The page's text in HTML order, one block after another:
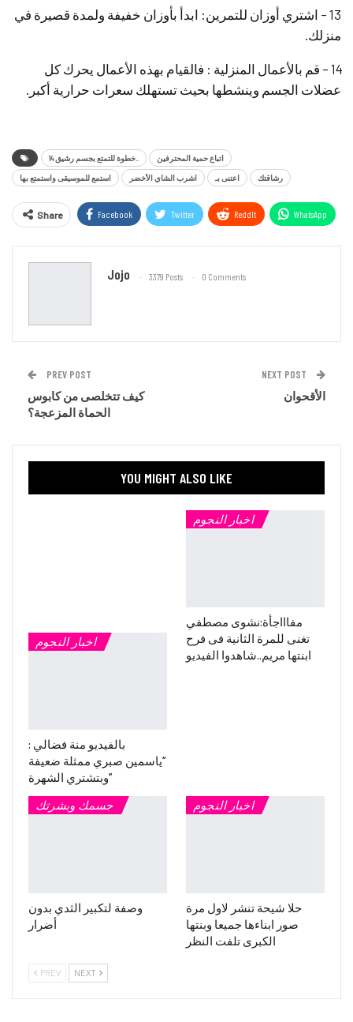
13 – اشتري أوزان للتمرين: ابدأ بأوزان خفيفة ولمدة قصيرة في
منزلك.
14 – قم بالأعمال المنزلية : فالقيام بهذه الأعمال يحرك كل
عضلات الجسم وينشطها بحيث تستهلك سعرات حرارية أكبر.
14 خطوة للتمتع بجسم رشيق.. اتباع حمية المحترفين
استمع للموسيقى واستمتع بها اشرب الشاي الأخضر اعتنى بـ رشاقتك
Share Facebook Twitter ReddIt WhatsApp
Jojo 3379 Posts 0 Comments
PREV POST
كيف تتخلصى من كابوس
الحماة المزعجة؟
NEXT POST
الأقحوان
YOU MIGHT ALSO LIKE
اخبار النجوم
بالفيديو منة فضالي :
“ياسمين صبري ممثلة ضعيفة
وبتشتري الشهرة”
اخبار النجوم
مفاااجأة:نشوى مصطفي
تغنى للمرة الثانية فى فرح
ابنتها مريم..شاهدوا الفيديو
جسمك وبشرتك
وصفة لتكبير الثدي بدون
أضرار
اخبار النجوم
حلا شيحة تنشر لاول مرة
صور ابناءها جميعا وبنتها
الكبرى تلفت النظر
PREV NEXT